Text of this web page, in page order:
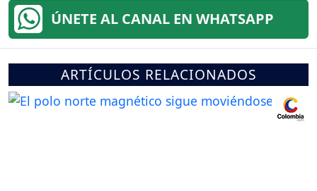
ÚNETE AL CANAL EN WHATSAPP
ARTÍCULOS RELACIONADOS